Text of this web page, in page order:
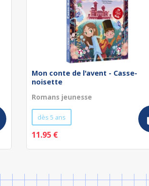
Mon conte de l'avent - Casse-
noisette
Romans jeunesse
dès 5 ans
11.95 €